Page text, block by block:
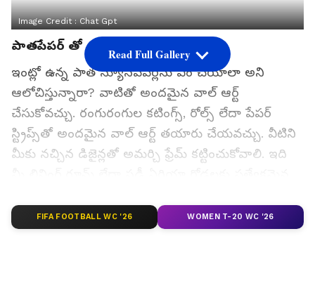
Image Credit :Chat Gpt
పాతపేపర్ తో వాల్ ఆర్ట్
ఇంట్లో ఉన్న పాత న్యూస్‌పేపర్లను ఏం చేయాలా అని
ఆలోచిస్తున్నారా? వాటితో అందమైన వాల్ ఆర్ట్
చేసుకోవచ్చు. రంగురంగుల కటింగ్స్, రోల్స్ లేదా పేపర్
స్ట్రిప్స్‌తో అందమైన వాల్ ఆర్ట్ తయారు చేయవచ్చు. వీటిని
మీకు నచ్చిన డిజైన్లతో అమర్చి ఫ్రేమ్ కట్టించుకోవాలి. ఇది
Read Full Gallery
FIFA FOOTBALL WC '26 WOMEN T-20 WC '26